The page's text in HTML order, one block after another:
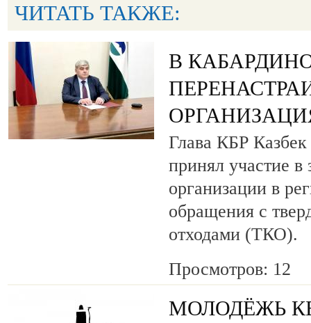
ЧИТАТЬ ТАКЖЕ:
В
Глава КБР
принял участие в
организации в
обращения с
отходами (ТКО).
Просмотров: 12
МОЛОДЁЖЬ